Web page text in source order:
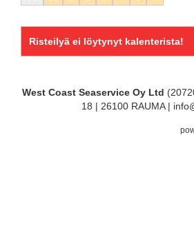
Risteilyä ei löytynyt kalenterista!
West Coast Seaservice Oy Ltd
18 | 26100 RAUMA |